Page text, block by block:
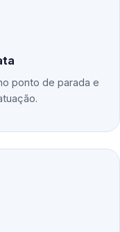
ponto de parada e